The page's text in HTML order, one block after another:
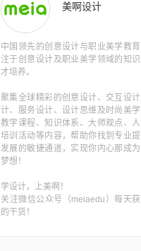
美啊设计
中国领先的创意设计与职业美学教
注于创意设计及职业美学领域的知
才培养。
聚集全球精彩的创意设计、交互设
计、服务设计、设计思维及时尚美
教学课程、知识体系、大师观点、人
培训活动等内容，帮助你找到专业
发展的敏捷通道，实现你内心那成
梦想！
学设计，上美啊！
关注微信公众号（meiaedu）每天
的干货！